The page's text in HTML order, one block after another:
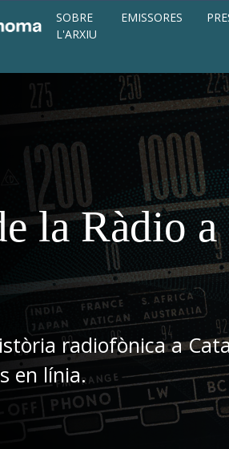
SOBRE
L'ARXIU
EMISSORES
la Ràdio a
radiofònica a
en línia.